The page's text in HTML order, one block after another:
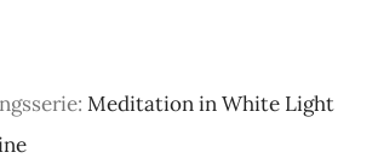
Meditation in White Light